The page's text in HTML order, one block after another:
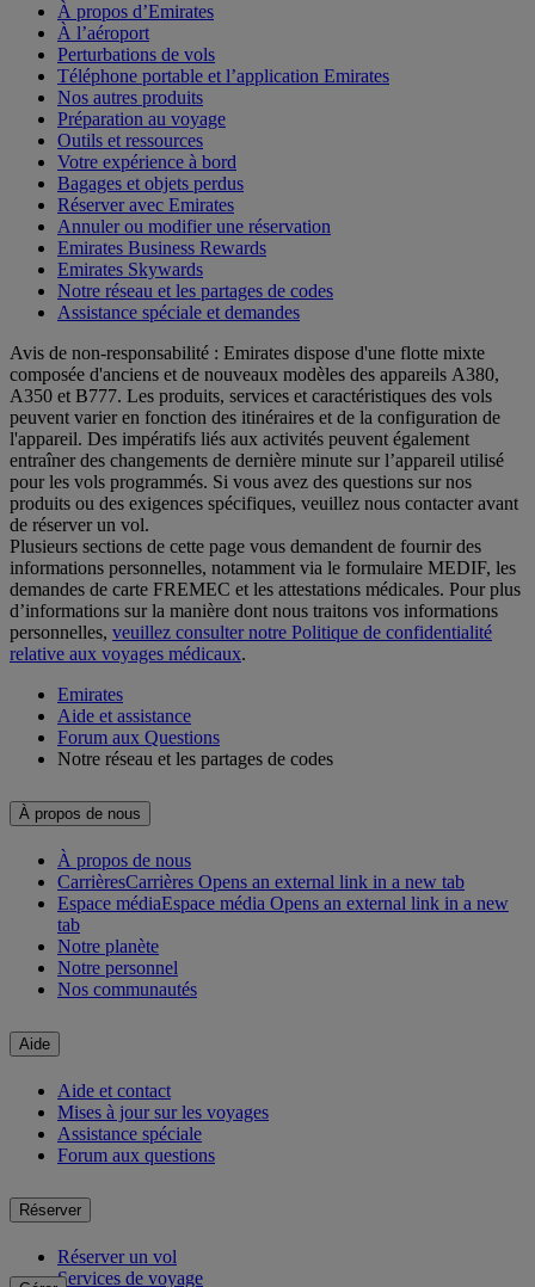
À propos d’Emirates
À l’aéroport
Perturbations de vols
Téléphone portable et l’application Emirates
Nos autres produits
Préparation au voyage
Outils et ressources
Votre expérience à bord
Bagages et objets perdus
Réserver avec Emirates
Annuler ou modifier une réservation
Emirates Business Rewards
Emirates Skywards
Notre réseau et les partages de codes
Assistance spéciale et demandes
Avis de non-responsabilité : Emirates dispose d'une flotte mixte
composée d'anciens et de nouveaux modèles des appareils A380,
A350 et B777. Les produits, services et caractéristiques des vols
peuvent varier en fonction des itinéraires et de la configuration de
l'appareil. Des impératifs liés aux activités peuvent également
entraîner des changements de dernière minute sur l’appareil utilisé
pour les vols programmés. Si vous avez des questions sur nos
produits ou des exigences spécifiques, veuillez nous contacter avant
de réserver un vol.
Plusieurs sections de cette page vous demandent de fournir des
informations personnelles, notamment via le formulaire MEDIF, les
demandes de carte FREMEC et les attestations médicales. Pour plus
d’informations sur la manière dont nous traitons vos informations
personnelles, veuillez consulter notre Politique de confidentialité
relative aux voyages médicaux.
Emirates
Aide et assistance
Forum aux Questions
Notre réseau et les partages de codes
À propos de nous
À propos de nous
CarrièresCarrières Opens an external link in a new tab
Espace médiaEspace média Opens an external link in a new
tab
Notre planète
Notre personnel
Nos communautés
Aide
Aide et contact
Mises à jour sur les voyages
Assistance spéciale
Forum aux questions
Réserver
Réserver un vol
Services de voyage